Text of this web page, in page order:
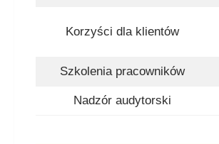
Korzyści dla klientów
Szkolenia pracowników
Nadzór audytorski